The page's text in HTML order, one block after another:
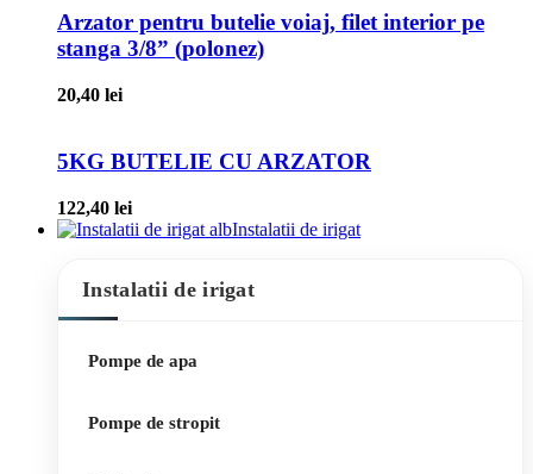
Arzator pentru butelie voiaj, filet interior pe
stanga 3/8” (polonez)
20,40 lei
5KG BUTELIE CU ARZATOR
122,40 lei
Instalatii de irigat
Instalatii de irigat
Pompe de apa
Pompe de stropit